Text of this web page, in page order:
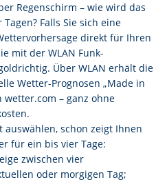
Regenschirm – wie wird das
Falls Sie sich eine
direkt für Ihren
mit der WLAN Funk-
Über WLAN erhält die
Wetter-Prognosen „Made in
wetter.com – ganz ohne
schon zeigt Ihnen
für ein bis vier Tage:
zwischen vier
oder morgigen Tag;